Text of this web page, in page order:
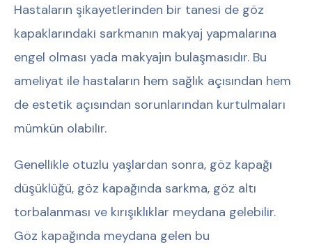
Hastaların şikayetlerinden bir tanesi de göz
kapaklarındaki sarkmanın makyaj yapmalarına
engel olması yada makyajın bulaşmasıdır. Bu
ameliyat ile hastaların hem sağlık açısından hem
de estetik açısından sorunlarından kurtulmaları
mümkün olabilir.
Genellikle otuzlu yaşlardan sonra, göz kapağı
düşüklüğü, göz kapağında sarkma, göz altı
torbalanması ve kırışıklıklar meydana gelebilir.
Göz kapağında meydana gelen bu